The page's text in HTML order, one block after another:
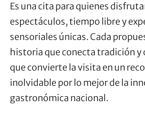
Es una cita para quienes
espectáculos, tiempo libre y
sensoriales únicas. Cada
historia que conecta tradición y
que convierte la visita en un
inolvidable por lo mejor de la
gastronómica nacional.